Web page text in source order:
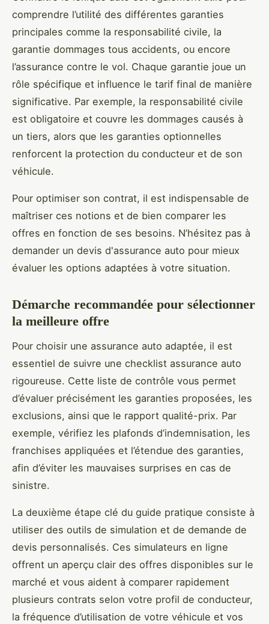
comprendre l’utilité des différentes garanties
principales comme la responsabilité civile, la
garantie dommages tous accidents, ou encore
l’assurance contre le vol. Chaque garantie joue un
rôle spécifique et influence le tarif final de manière
significative. Par exemple, la responsabilité civile
est obligatoire et couvre les dommages causés à
un tiers, alors que les garanties optionnelles
renforcent la protection du conducteur et de son
véhicule.
Pour optimiser son contrat, il est indispensable de
maîtriser ces notions et de bien comparer les
offres en fonction de ses besoins. N’hésitez pas à
demander un devis d'assurance auto pour mieux
évaluer les options adaptées à votre situation.
Démarche recommandée pour sélectionner
la meilleure offre
Pour choisir une assurance auto adaptée, il est
essentiel de suivre une checklist assurance auto
rigoureuse. Cette liste de contrôle vous permet
d’évaluer précisément les garanties proposées, les
exclusions, ainsi que le rapport qualité-prix. Par
exemple, vérifiez les plafonds d’indemnisation, les
franchises appliquées et l’étendue des garanties,
afin d’éviter les mauvaises surprises en cas de
sinistre.
La deuxième étape clé du guide pratique consiste à
utiliser des outils de simulation et de demande de
devis personnalisés. Ces simulateurs en ligne
offrent un aperçu clair des offres disponibles sur le
marché et vous aident à comparer rapidement
plusieurs contrats selon votre profil de conducteur,
la fréquence d’utilisation de votre véhicule et vos